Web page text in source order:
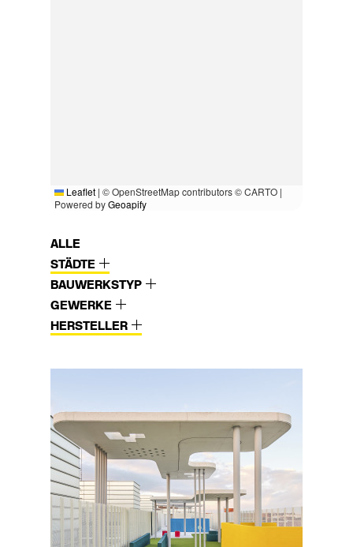
Leaflet | © OpenStreetMap contributors © CARTO |
Powered byGeoapify
ALLE
STÄDTE
BAUWERKSTYP
GEWERKE
HERSTELLER